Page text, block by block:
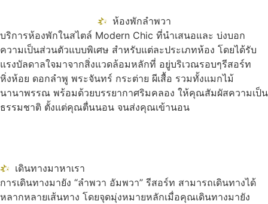
ห้องพักลำพวา
บริการห้องพักในสไตล์ Modern Chic ที่นำเสนอและ บ่งบอก
ความเป็นส่วนตัวแบบพิเศษ สำหรับแต่ละประเภทห้อง โดยได้รับ
แรงบัลดาลใจมาจากสิ่งแวดล้อมหลักที่ อยู่บริเวณรอบๆรีสอร์ท
หิ่งห้อย ดอกลำพู พระจันทร์ กระต่าย ผีเสื้อ รวมทั้งแมกไม้
นานาพรรณ พร้อมด้วยบรรยากาศริมคลอง ให้คุณสัมผัสความเป็น
ธรรมชาติ ตั้งแต่คุณตื่นนอน จนส่งคุณเข้านอน
เดินทางมาหาเรา
การเดินทางมายัง “ลำพวา อัมพวา” รีสอร์ท สามารถเดินทางได้
หลากหลายเส้นทาง โดยจุดมุ่งหมายหลักเมื่อคุณเดินทางมายัง